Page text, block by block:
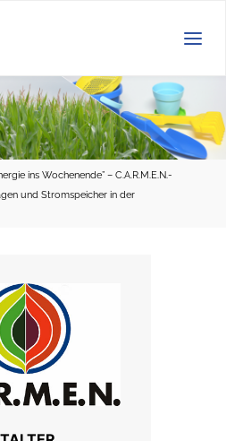
ins Wochenende” – C.A.R.M.E.N.-
und Stromspeicher in der